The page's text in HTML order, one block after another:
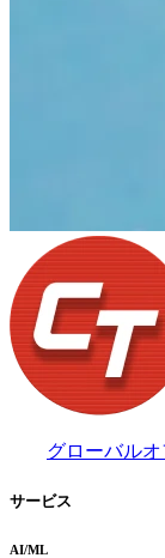
グローバル
サービス
AI/ML